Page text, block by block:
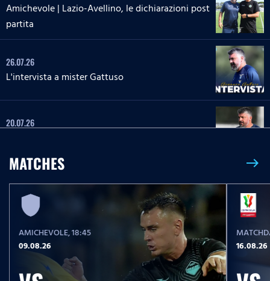
Amichevole | Lazio-Avellino, le dichiarazioni post
partita
26.07.26
L'intervista a mister Gattuso
20.07.26
23.05.26
Serie A Enilive | Lazio-Pisa, le parole post partita
23.05.26
Serie A Enilive | Lazio-Pisa, la conferenza stampa
post partita
MATCHES east
AMICHEVOLE, 18:45
09.08.26
16.08.26